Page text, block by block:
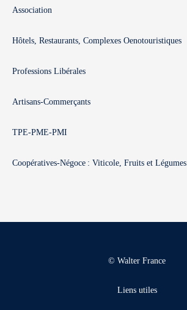
Association
Hôtels, Restaurants, Complexes Oenotouristiques
Professions Libérales
Artisans-Commerçants
TPE-PME-PMI
Coopératives-Négoce : Viticole, Fruits et Légumes
© Walter France
Liens utiles